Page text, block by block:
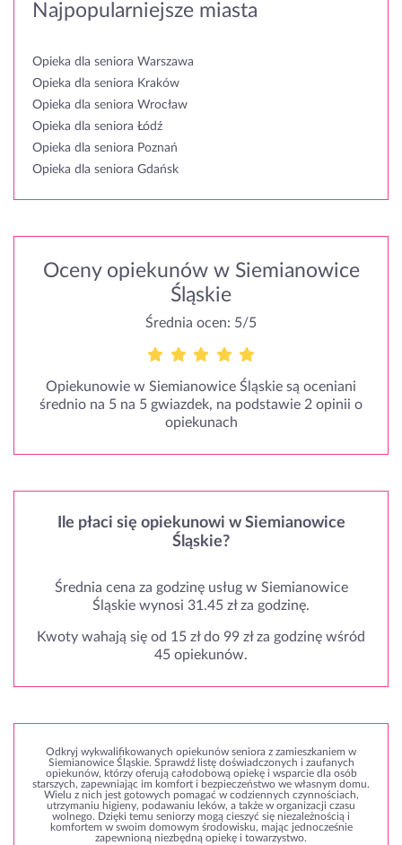
Najpopularniejsze miasta
Opieka dla seniora Warszawa
Opieka dla seniora Kraków
Opieka dla seniora Wrocław
Opieka dla seniora Łódź
Opieka dla seniora Poznań
Opieka dla seniora Gdańsk
Oceny opiekunów w Siemianowice
Śląskie
Średnia ocen: 5/5
Opiekunowie w Siemianowice Śląskie są oceniani
średnio na 5 na 5 gwiazdek, na podstawie 2 opinii o
opiekunach
Ile płaci się opiekunowi w Siemianowice
Śląskie?
Średnia cena za godzinę usług w Siemianowice
Śląskie wynosi 31.45 zł za godzinę.
Kwoty wahają się od 15 zł do 99 zł za godzinę wśród
45 opiekunów.
Odkryj wykwalifikowanych opiekunów seniora z zamieszkaniem w
Siemianowice Śląskie. Sprawdź listę doświadczonych i zaufanych
opiekunów, którzy oferują całodobową opiekę i wsparcie dla osób
starszych, zapewniając im komfort i bezpieczeństwo we własnym domu.
Wielu z nich jest gotowych pomagać w codziennych czynnościach,
utrzymaniu higieny, podawaniu leków, a także w organizacji czasu
wolnego. Dzięki temu seniorzy mogą cieszyć się niezależnością i
komfortem w swoim domowym środowisku, mając jednocześnie
zapewnioną niezbędną opiekę i towarzystwo.